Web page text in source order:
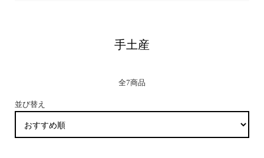
手土産
全7商品
並び替え